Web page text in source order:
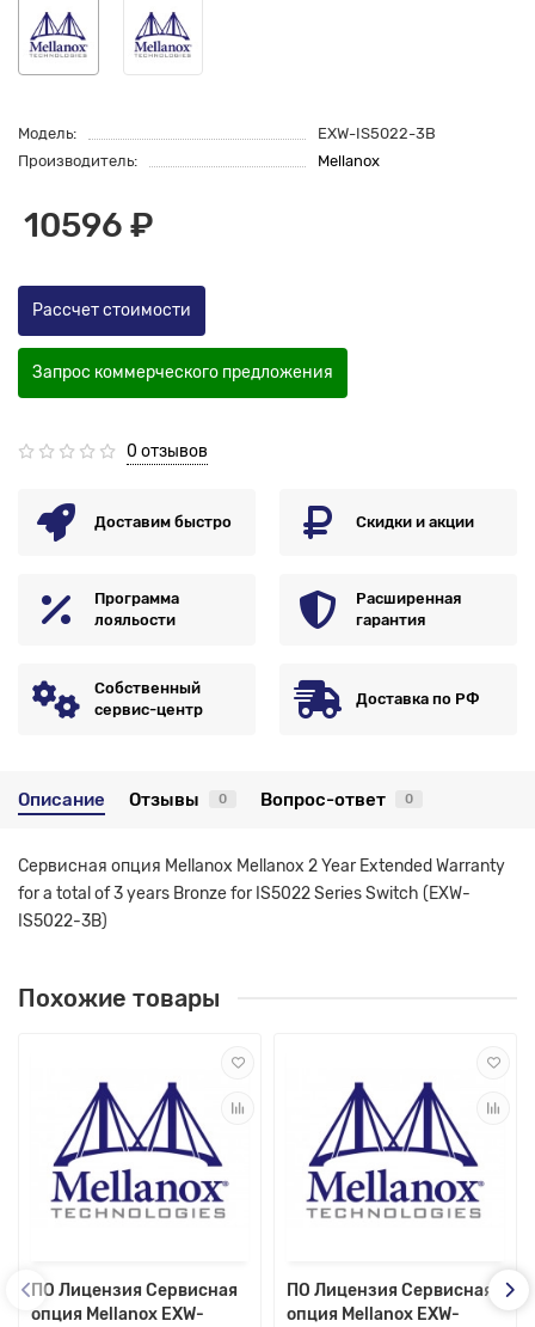
Модель:
EXW-IS5022-3B
Производитель:
Mellanox
10596 ₽
Рассчет стоимости
Запрос коммерческого предложения
0 отзывов
Доставим быстро Скидки и акции
Программа
лояльости
Расширенная
гарантия
Собственный
сервис-центр
Доставка по РФ
Описание Отзывы 0 Вопрос-ответ 0
Сервисная опция Mellanox Mellanox 2 Year Extended Warranty
for a total of 3 years Bronze for IS5022 Series Switch (EXW-
IS5022-3B)
Похожие товары
ПО Лицензия Сервисная
опция Mellanox EXW-
ПО Лицензия Сервисная
опция Mellanox EXW-